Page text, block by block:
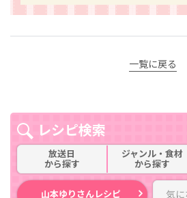
一覧に戻る
レシピ検索
放送日
から探す
ジャンル・食材
から探す
山本ゆりさんレシピ